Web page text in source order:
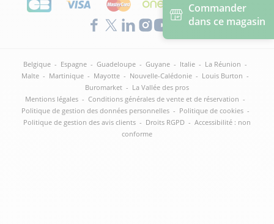
Commander
dans ce magasin
Belgique - Espagne - Guadeloupe - Guyane - Italie - La Réunion -
Malte - Martinique - Mayotte - Nouvelle-Calédonie - Louis Burton -
Buromarket - La Vallée des pros
Mentions légales - Conditions générales de vente et de réservation -
Politique de gestion des données personnelles - Politique de cookies -
Politique de gestion des avis clients - Droits RGPD - Accessibilité : non
conforme